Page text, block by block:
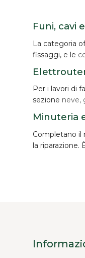
Funi, cavi
La categoria
fissaggi, e le
Per i lavori di
sezione neve,
Minuteria
Completano il
la riparazione.